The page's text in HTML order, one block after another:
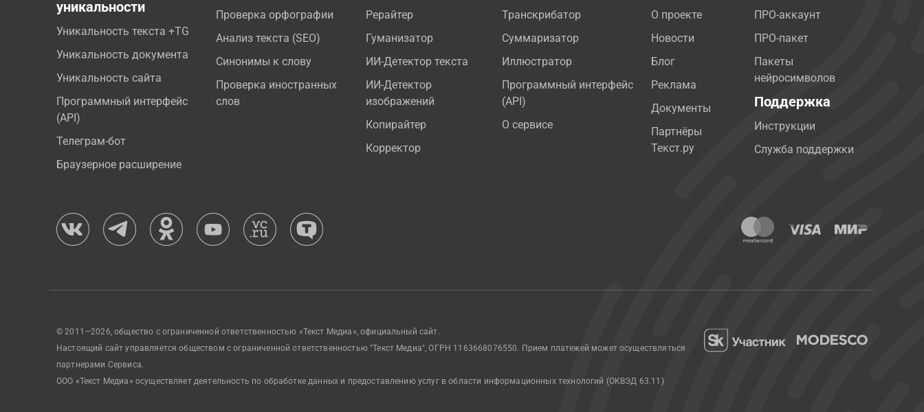
уникальности
Уникальность текста +TG
Уникальность документа
Уникальность сайта
Программный интерфейс
(API)
Телеграм-бот
Браузерное расширение
Проверка орфографии
Анализ текста (SEO)
Синонимы к слову
Проверка иностранных
слов
Рерайтер
Гуманизатор
ИИ-Детектор текста
ИИ-Детектор
изображений
Копирайтер
Корректор
Транскрибатор
Суммаризатор
Иллюстратор
Программный интерфейс
(API)
О сервисе
О проекте
Новости
Блог
Реклама
Документы
Партнёры
Текст.ру
ПРО-аккаунт
ПРО-пакет
Пакеты
нейросимволов
Поддержка
Инструкции
Служба поддержки
© 2011—2026, общество с ограниченной ответственностью «Текст Медиа», официальный сайт.
Настоящий сайт управляется обществом с ограниченной ответственностью "Текст Медиа", ОГРН 1163668076550. Прием платежей может осуществляться
партнерами Сервиса.
ООО «Текст Медиа» осуществляет деятельность по обработке данных и предоставлению услуг в области информационных технологий (ОКВЭД 63.11)